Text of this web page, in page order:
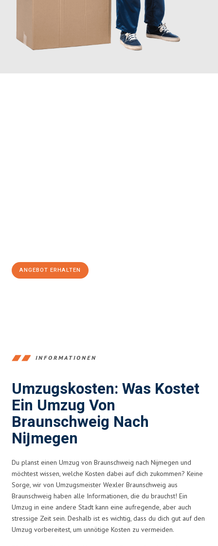
ANGEBOT ERHALTEN
INFORMATIONEN
Umzugskosten: Was Kostet
Ein Umzug Von
Braunschweig Nach
Nijmegen
Du planst einen Umzug von Braunschweig nach Nijmegen und
möchtest wissen, welche Kosten dabei auf dich zukommen? Keine
Sorge, wir von Umzugsmeister Wexler Braunschweig aus
Braunschweig haben alle Informationen, die du brauchst! Ein
Umzug in eine andere Stadt kann eine aufregende, aber auch
stressige Zeit sein. Deshalb ist es wichtig, dass du dich gut auf den
Umzug vorbereitest, um unnötige Kosten zu vermeiden.